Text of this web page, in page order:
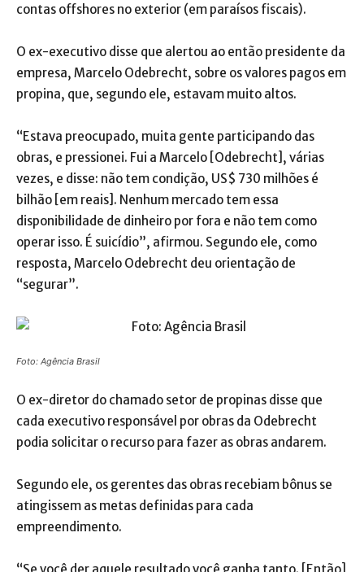
contas offshores no exterior (em paraísos fiscais).
O ex-executivo disse que alertou ao então presidente da
empresa, Marcelo Odebrecht, sobre os valores pagos em
propina, que, segundo ele, estavam muito altos.
“Estava preocupado, muita gente participando das
obras, e pressionei. Fui a Marcelo [Odebrecht], várias
vezes, e disse: não tem condição, US$ 730 milhões é
bilhão [em reais]. Nenhum mercado tem essa
disponibilidade de dinheiro por fora e não tem como
operar isso. É suicídio”, afirmou. Segundo ele, como
resposta, Marcelo Odebrecht deu orientação de
“segurar”.
Foto: Agência Brasil
O ex-diretor do chamado setor de propinas disse que
cada executivo responsável por obras da Odebrecht
podia solicitar o recurso para fazer as obras andarem.
Segundo ele, os gerentes das obras recebiam bônus se
atingissem as metas definidas para cada
empreendimento.
“Se você der aquele resultado você ganha tanto. [Então]